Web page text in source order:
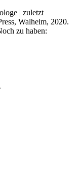
| zuletzt
Walheim, 2020.
zu haben: